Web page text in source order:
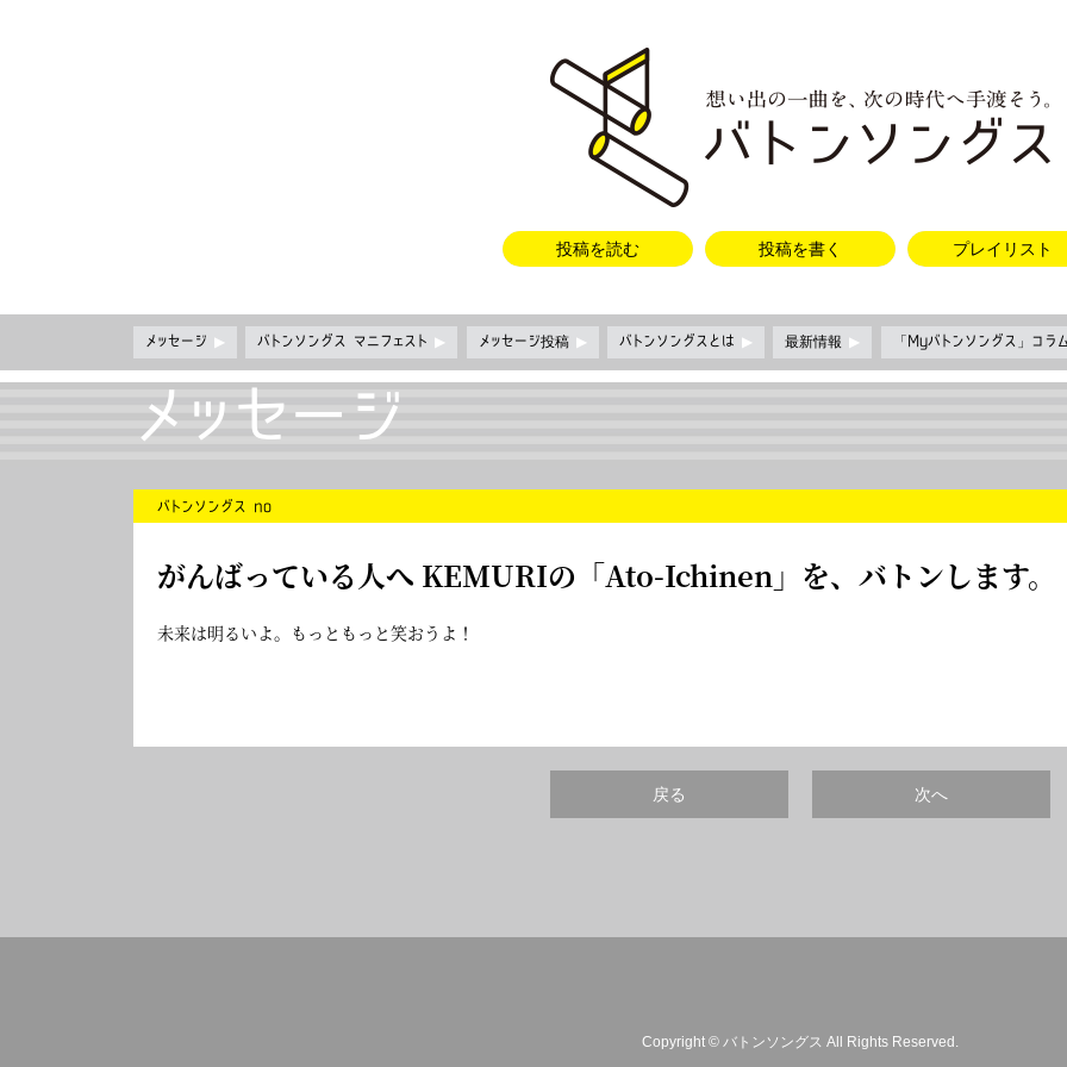
投稿を読む 投稿を書く プレイリスト
メッセージ ▶ バトンソングス マニフェスト▶ メッセージ投稿 ▶ バトンソングスとは ▶ 最新情報▶ 「Myバトンソングス」コラ
メッセージ
バトンソングス no
がんばっている人へ KEMURIの「Ato-Ichinen 」を、バトンします。
未来は明るいよ。もっともっと笑おうよ！
戻る 次へ
Copyright © バトンソングス All Rights Reserved.